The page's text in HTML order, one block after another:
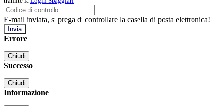
E-mail inviata, si prega di controllare la casella di posta elettronica!
Errore
Chiudi
Successo
Chiudi
Informazione